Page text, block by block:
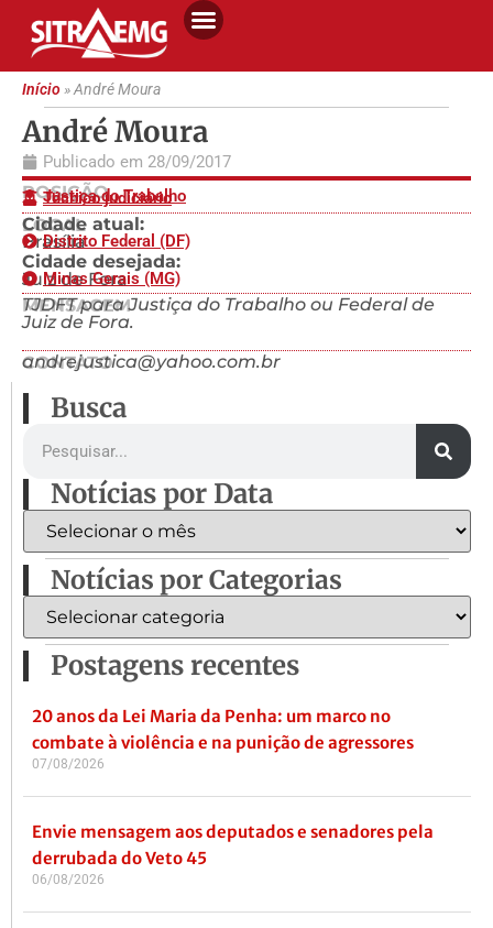
Início»André Moura
André Moura
Publicado em 28/09/2017
POSIÇÃO
Justiça do Trabalho
Técnico judiciário
LOCAL
Cidade atual:
Brasília
Distrito Federal (DF)
Cidade desejada:
Juiz de Fora
Minas Gerais (MG)
MENSAGEM
TJDFT para Justiça do Trabalho ou Federal de
Juiz de Fora.
CONTATO
andrejustica@yahoo.com.br
Busca
Notícias por Data
Notícias por Categorias
Postagens recentes
20 anos da Lei Maria da Penha: um marco no
combate à violência e na punição de agressores
07/08/2026
Envie mensagem aos deputados e senadores pela
derrubada do Veto 45
06/08/2026